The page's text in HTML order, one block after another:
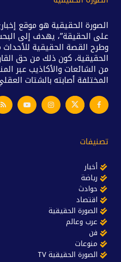
الصورة الحقيقية هو موقع
على الحقيقة”، يهدف إلى
وطرح القصة الحقيقية
الحقيقية، كون ذلك من حق
من الشائعات والأكاذيب عبر
المختلفة أصابته بالشتات
تصنيفات
أخبار
رياضة
حوادث
اقتصاد
الصورة الحقيقية
عرب وعالم
فن
منوعات
الصورة الحقيقية TV